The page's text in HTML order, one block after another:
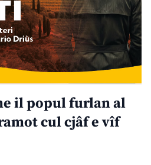
il popul furlan al
cul cjâf e vîf